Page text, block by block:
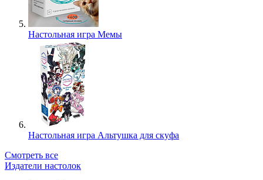
Настольная игра Мемы
Настольная игра Альтушка для скуфа
Смотреть все
Издатели настолок